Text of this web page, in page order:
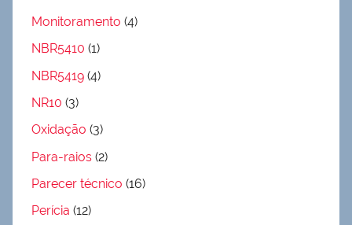
Monitoramento (4)
NBR5410 (1)
NBR5419 (4)
NR10 (3)
Oxidação (3)
Para-raios (2)
Parecer técnico (16)
Perícia (12)